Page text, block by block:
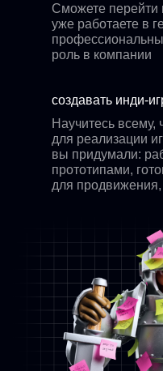
создавать инди-
Научитесь всему,
для реализации
вы придумали:
прототипами,
для продвижения,
Сможете перейти
уже работаете в
роль в компании